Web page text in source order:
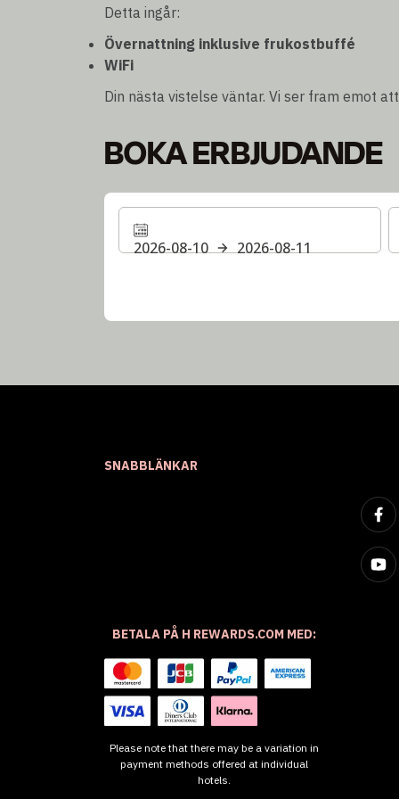
Detta ingår:
Övernattning inklusive frukostbuffé
WiFi
Din nästa vistelse väntar. Vi ser fram emot
BOKA ERBJUDANDE
2026-08-10 2026-08-11
SNABBLÄNKAR
BETALA PÅ H REWARDS.COM MED:
Please note that there may be a variation in
payment methods offered at individual
hotels.